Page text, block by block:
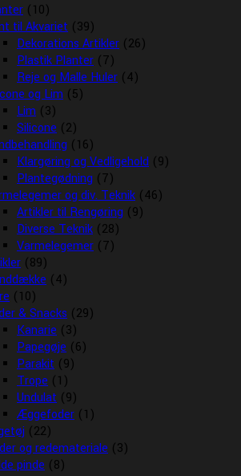
(10)
til Akvariet (39)
Dekorations Artikler (26)
Plastik Planter (7)
Reje og Malle Huler (4)
og Lim (5)
Lim (3)
Silicone (2)
(16)
Klargøring og Vedligehold (9)
Plantegødning (7)
og div. Teknik (46)
Artikler til Rengøring (9)
Diverse Teknik (28)
Varmelegemer (7)
(89)
(4)
(10)
& Snacks (29)
Kanarie (3)
Papegøje (6)
Parakit (9)
Trope (1)
Undulat (9)
Æggefoder (1)
(22)
og redemateriale (3)
pinde (8)